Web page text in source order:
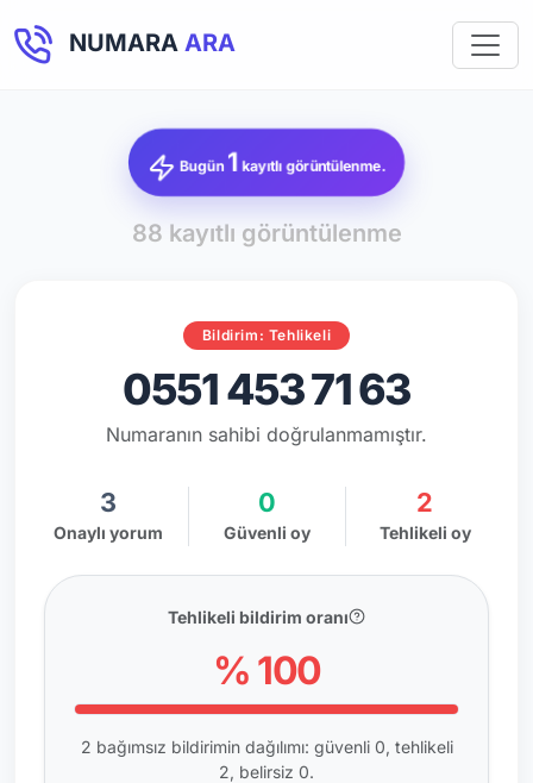
NUMARA ARA
Bugün 1 kayıtlı görüntülenme.
88 kayıtlı görüntülenme
Bildirim: Tehlikeli
0551 453 71 63
Numaranın sahibi doğrulanmamıştır.
3
Onaylı yorum
0
Güvenli oy
2
Tehlikeli oy
Tehlikeli bildirim oranı
% 100
2 bağımsız bildirimin dağılımı: güvenli 0, tehlikeli
2, belirsiz 0.